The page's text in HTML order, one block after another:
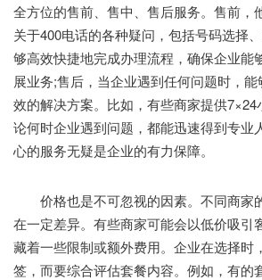
全方位的售前、售中、售后服务。售前，
关于400电话的各种疑问，包括号码选择
够高效快捷地完成办理流程，确保企业能
展业务;售后，当企业遇到任何问题时，
效的解决方案。比如，有些商家提供
论何时企业遇到问题，都能迅速得到专业
心的服务无疑是企业的有力保障。
价格也是不可忽视的因素。不同商家
在一定差异。有些商家可能会以低价吸引
藏着一些限制或额外费用。企业在选择时
签，而要综合评估套餐内容。例如，有的